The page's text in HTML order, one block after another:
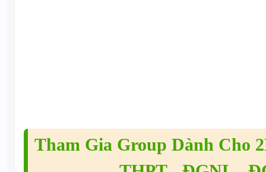
Tham Gia Group Dành Cho